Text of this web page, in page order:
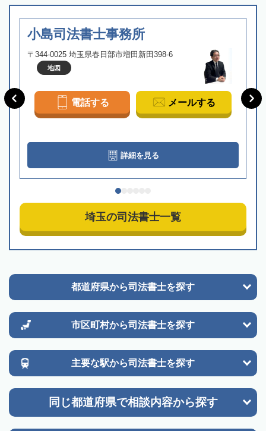
小島司法書士事務所
〒344-0025 埼玉県春日部市増田新田398-6
地図
電話する メールする
詳細を見る
埼玉の司法書士一覧
都道府県から司法書士を探す
市区町村から司法書士を探す
主要な駅から司法書士を探す
同じ都道府県で相談内容から探す